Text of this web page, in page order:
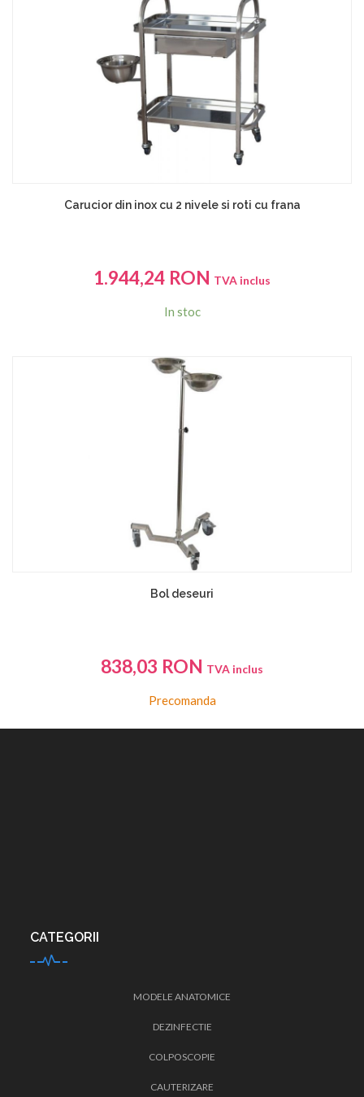
Carucior din inox cu 2 nivele si roti cu frana
1.944,24 RON TVA inclus
In stoc
Bol deseuri
838,03 RON TVA inclus
Precomanda
CATEGORII
MODELE ANATOMICE
DEZINFECTIE
COLPOSCOPIE
CAUTERIZARE